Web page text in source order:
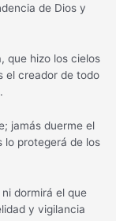
de Dios y
que hizo los cielos
el creador de todo
jamás duerme el
lo protegerá de los
dormirá el que
y vigilancia